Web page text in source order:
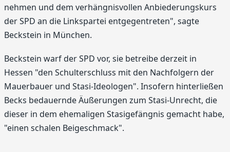
nehmen und dem verhängnisvollen Anbiederungskurs
der SPD an die Linkspartei entgegentreten", sagte
Beckstein in München.
Beckstein warf der SPD vor, sie betreibe derzeit in
Hessen "den Schulterschluss mit den Nachfolgern der
Mauerbauer und Stasi-Ideologen". Insofern hinterließen
Becks bedauernde Äußerungen zum Stasi-Unrecht, die
dieser in dem ehemaligen Stasigefängnis gemacht habe,
"einen schalen Beigeschmack".